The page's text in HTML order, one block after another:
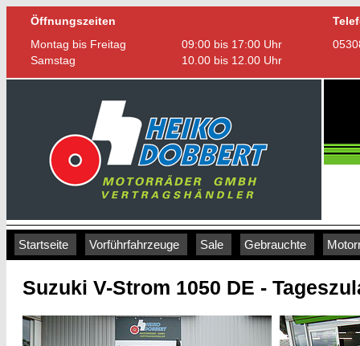
Öffnungszeiten
Montag bis Freitag
09:00 bis 17:00 Uhr
Samstag
10.00 bis 12.00 Uhr
Startseite Vorführfahrzeuge Sale Gebrauchte
Suzuki V-Strom 1050 DE -